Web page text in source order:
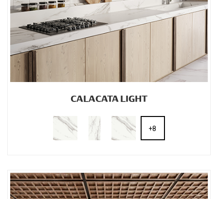
CALACATA LIGHT
+8